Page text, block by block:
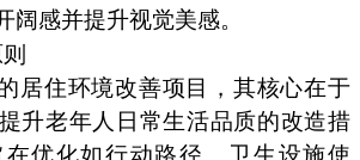
阔感并提升视觉美感。
居住环境改善项目，其核心在于
升老年人日常生活品质的改造措
优化如行动路径、卫生设施使